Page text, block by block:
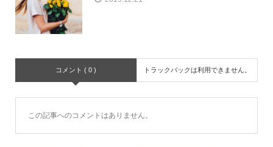
コメント ( 0 ) トラックバックは利用できません。
この記事へのコメントはありません。